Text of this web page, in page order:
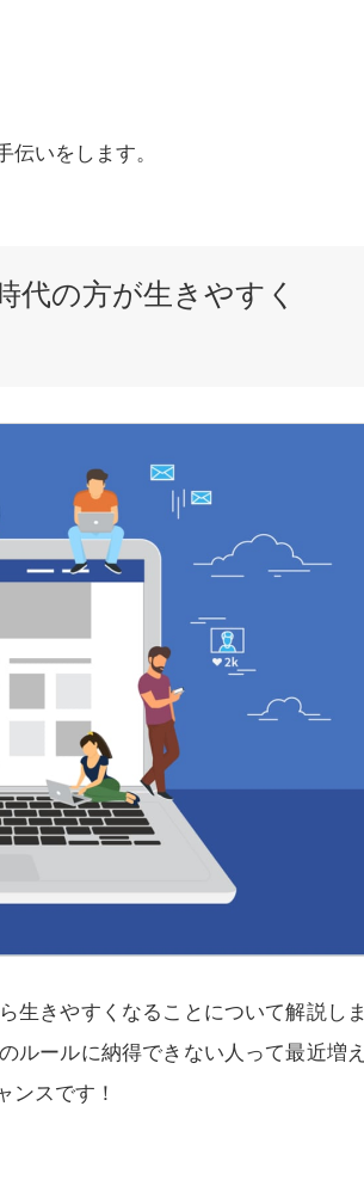
いをします。
代の方が生きやすく
生きやすくなることについて解説しま
ルールに納得できない人って最近増え
ンスです！